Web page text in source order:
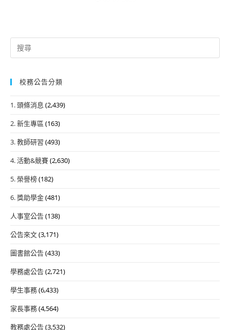
Search
for:
校務公告分類
1. 頭條消息 (2,439)
2. 新生專區 (163)
3. 教師研習 (493)
4. 活動&競賽(2,630)
5. 榮譽榜(182)
6. 獎助學金(481)
人事室公告(138)
公告來文(3,171)
圖書館公告(433)
學務處公告(2,721)
學生事務(6,433)
家長事務(4,564)
教務處公告(3,532)